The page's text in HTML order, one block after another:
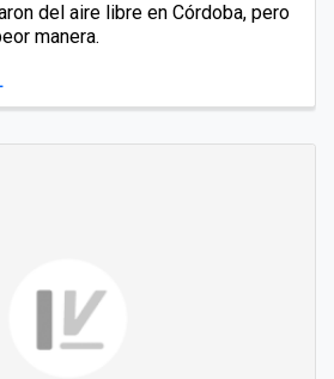
del aire libre en Córdoba, pero
manera.